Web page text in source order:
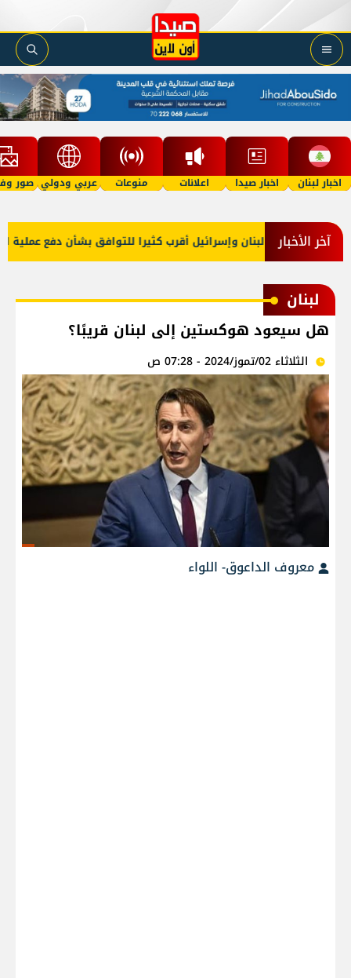
اخبار لبنان اخبار صيدا اعلانات منوعات عربي ودولي صور
آخر الأخبار
أميركا: لبنان وإسرائيل أقرب كثيرا للتوافق بشأن دفع عملية
لبنان
هل سيعود هوكستين إلى لبنان قريبًا؟
الثلاثاء 02/تموز/2024 - 07:28 ص
معروف الداعوق- اللواء